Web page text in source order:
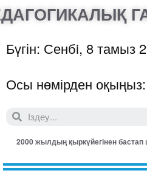
Бүгін: Сенбi, 8 тамыз
Осы нөмірден
2000 жылдың қыркүйегінен